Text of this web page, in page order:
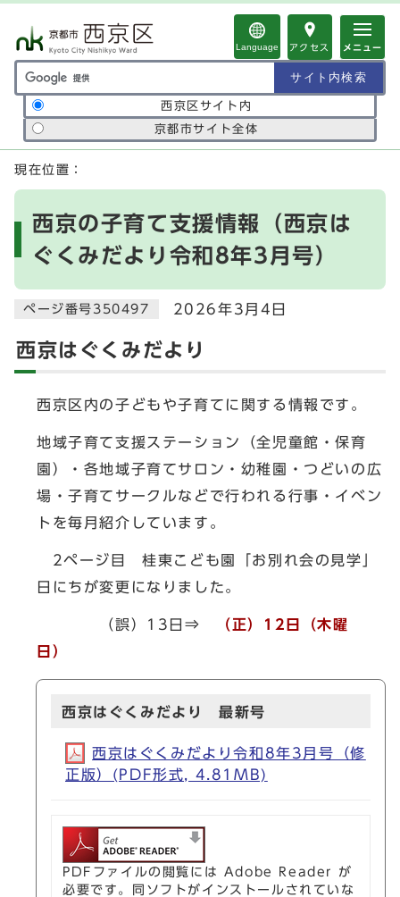
Language アクセス メニュー
サイト内検索の範囲
西京区サイト内
京都市サイト全体
ここから本文です
現在位置：
西京の子育て支援情報（西京は
ぐくみだより令和8年3月号）
ページ番号350497 2026年3月4日
西京はぐくみだより
西京区内の子どもや子育てに関する情報です。
地域子育て支援ステーション（全児童館・保育
園）・各地域子育てサロン・幼稚園・つどいの広
場・子育てサークルなどで行われる行事・イベン
トを毎月紹介しています。
2ページ目 桂東こども園「お別れ会の見学」
日にちが変更になりました。
（誤）13日⇒
（正）12日（木曜
日）
西京はぐくみだより 最新号
西京はぐくみだより令和8年3月号（修
正版）(PDF形式, 4.81MB)
PDFファイルの閲覧には Adobe Reader が
必要です。同ソフトがインストールされていな